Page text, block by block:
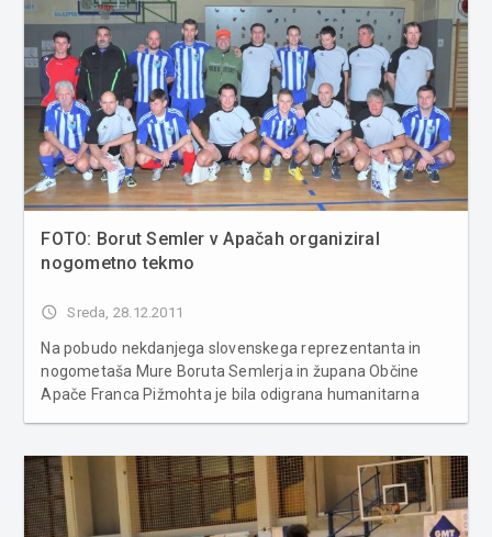
FOTO: Borut Semler v Apačah organiziral
nogometno tekmo
access_time Sreda, 28.12.2011
Na pobudo nekdanjega slovenskega reprezentanta in
nogometaša Mure Boruta Semlerja in župana Občine
Apače Franca Pižmohta je bila odigrana humanitarna
vratar Marko Simeunovič, zvez...